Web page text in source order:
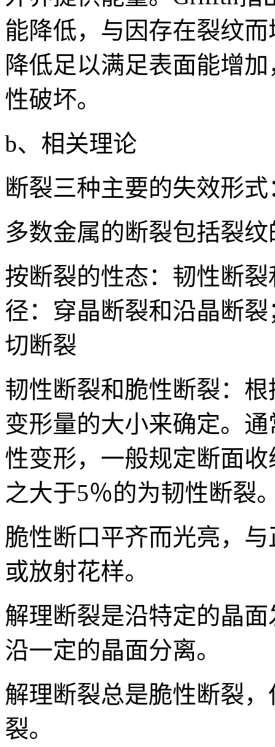
能降低，与因存在裂纹
降低足以满足表面能增
性破坏。
b、相关理论
断裂三种主要的失效形
多数金属的断裂包括裂
按断裂的性态：韧性断
径：穿晶断裂和沿晶断
切断裂
韧性断裂和脆性断裂：
变形量的大小来确定。
性变形，一般规定断面
之大于5％的为韧性断裂
脆性断口平齐而光亮，
或放射花样。
解理断裂是沿特定的晶
沿一定的晶面分离。
解理断裂总是脆性断裂
裂。